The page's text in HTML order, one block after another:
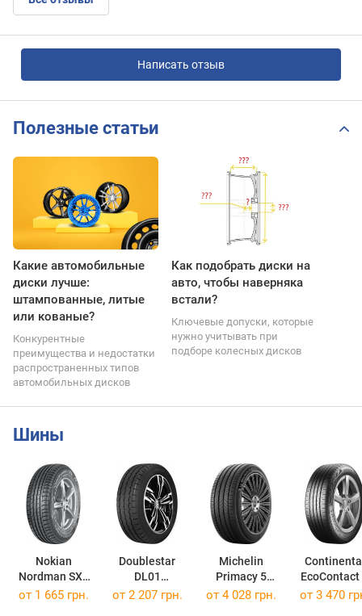
Написать отзыв
Полезные статьи
Какие автомобильные
диски лучше:
штампованные, литые
или кованые?
Конкурентные
преимущества и недостатки
распространенных типов
автомобильных дисков
Как подобрать диски на
авто, чтобы наверняка
встали?
Ключевые допуски, которые
нужно учитывать при
подборе колесных дисков
Шины
Nokian
Nordman SX2
205/60 R16 92H
Doublestar
DL01
205/65 R16C 107T
Michelin
Primacy 5
205/55 R16 91V
EcoContact
205/60 R16
от 1 665 грн. от 2 207 грн. от 4 028 грн. от 3 470